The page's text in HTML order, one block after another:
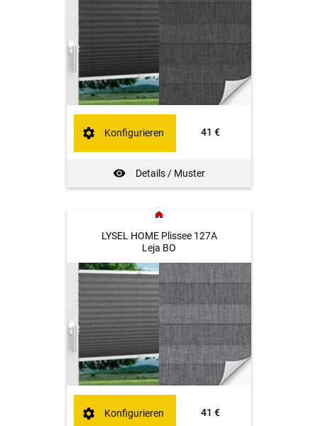
41 €
Details / Muster
Konfigurieren
LYSEL HOME Plissee 127A
Leja BO
41 €
Konfigurieren